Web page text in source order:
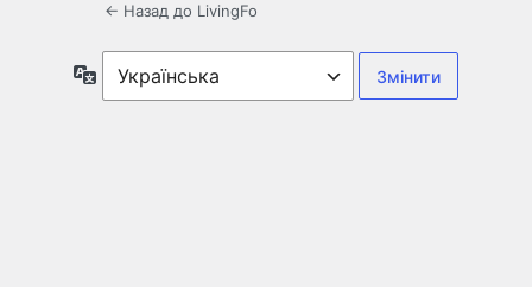
← Назад до LivingFo
Мова